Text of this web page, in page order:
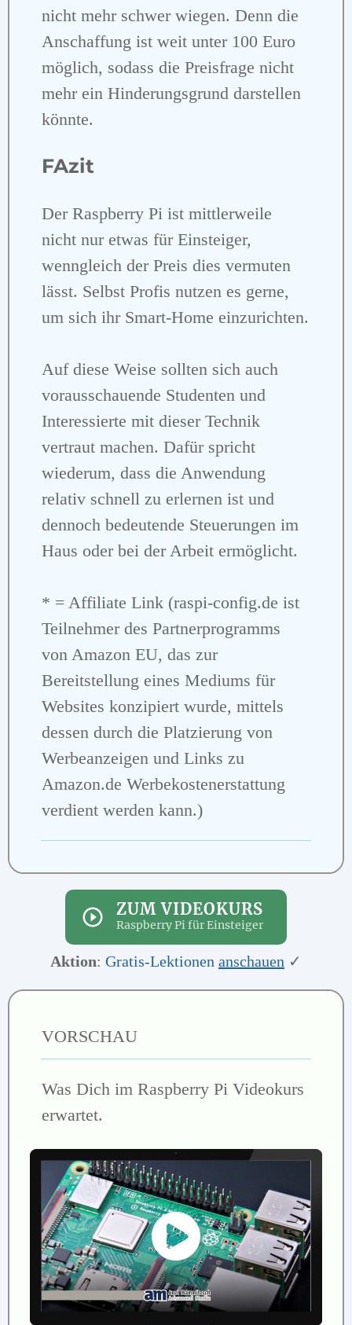
nicht mehr schwer wiegen. Denn die
Anschaffung ist weit unter 100 Euro
möglich, sodass die Preisfrage nicht
mehr ein Hinderungsgrund darstellen
könnte.
FAzit
Der Raspberry Pi ist mittlerweile
nicht nur etwas für Einsteiger,
wenngleich der Preis dies vermuten
lässt. Selbst Profis nutzen es gerne,
um sich ihr Smart-Home einzurichten.
Auf diese Weise sollten sich auch
vorausschauende Studenten und
Interessierte mit dieser Technik
vertraut machen. Dafür spricht
wiederum, dass die Anwendung
relativ schnell zu erlernen ist und
dennoch bedeutende Steuerungen im
Haus oder bei der Arbeit ermöglicht.
* = Affiliate Link (raspi-config.de ist
Teilnehmer des Partnerprogramms
von Amazon EU, das zur
Bereitstellung eines Mediums für
Websites konzipiert wurde, mittels
dessen durch die Platzierung von
Werbeanzeigen und Links zu
Amazon.de Werbekostenerstattung
verdient werden kann.)
ZUM VIDEOKURS
Raspberry Pi für Einsteiger
Aktion: Gratis-Lektionen anschauen ✓
VORSCHAU
Was Dich im Raspberry Pi Videokurs
erwartet.